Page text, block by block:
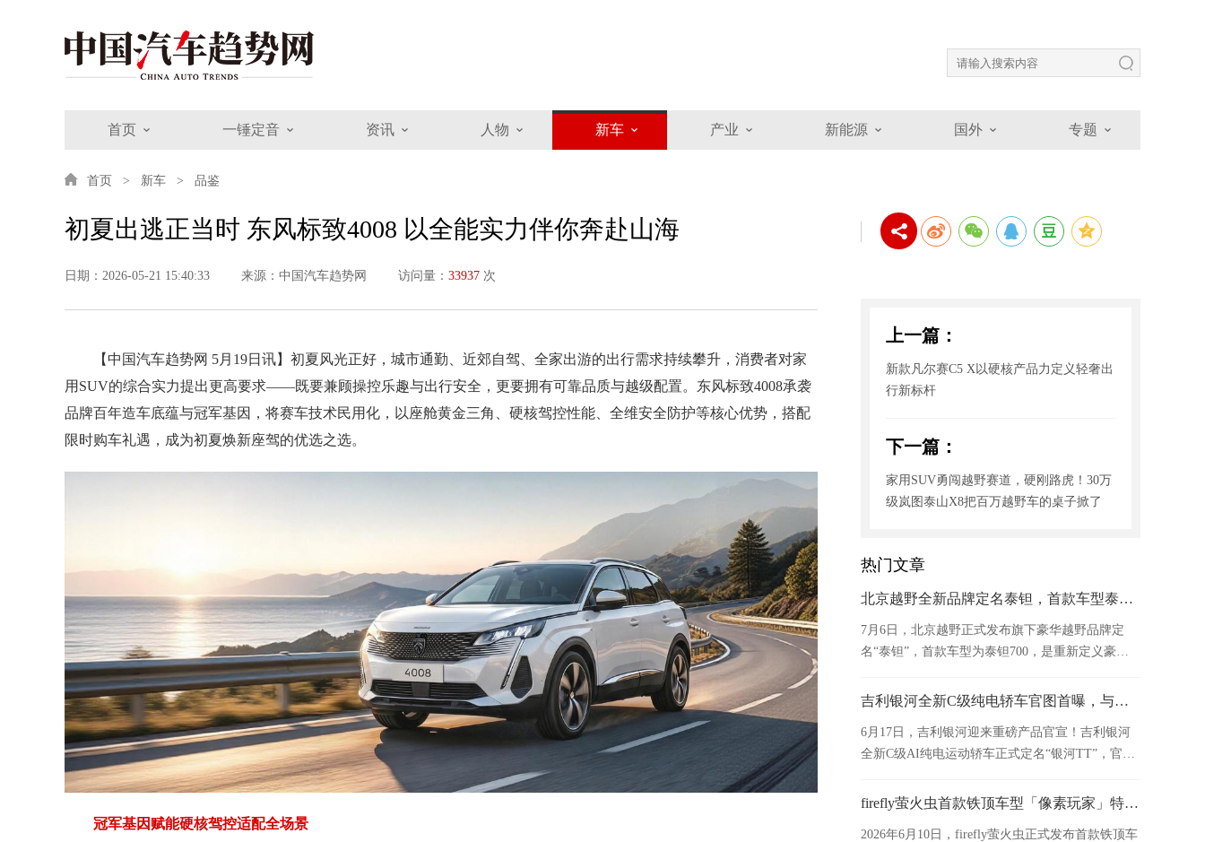
首页 一锤定音 资讯 人物 新车 产业 新能源 国外 专题
首页 新车 品鉴
初夏出逃正当时 东风标致4008 以全能实力伴你奔赴山海
日期：2026-05-21 15:40:33 来源：中国汽车趋势网 访问量： 33937 次
【中国汽车趋势网 5月19日讯】初夏风光正好，城市通勤、近郊自驾、全家出游的出行需求持续攀升，消费者对家
用SUV的综合实力提出更高要求——既要兼顾操控乐趣与出行安全，更要拥有可靠品质与越级配置。东风标致4008承袭
品牌百年造车底蕴与冠军基因，将赛车技术民用化，以座舱黄金三角、硬核驾控性能、全维安全防护等核心优势，搭配
限时购车礼遇，成为初夏焕新座驾的优选之选。
冠军基因赋能硬核驾控适配全场景
上一篇：
新款凡尔赛C5 X以硬核产品力定义轻奢出
行新标杆
下一篇：
家用SUV勇闯越野赛道，硬刚路虎！30万
级岚图泰山X8把百万越野车的桌子掀了
热门文章
北京越野全新品牌定名泰钽，首款车型泰钽700亮相
7月6日，北京越野正式发布旗下豪华越野品牌定
名“泰钽”，首款车型为泰钽700，是重新定义豪华
吉利银河全新C级纯电轿车官图首曝，与用户共创定名“银河TT”！
6月17日，吉利银河迎来重磅产品官宣！吉利银河
全新C级AI纯电运动轿车正式定名“银河TT”，官图
firefly萤火虫首款铁顶车型「像素玩家」特别版正式发布
2026年6月10日，firefly萤火虫正式发布首款铁顶车